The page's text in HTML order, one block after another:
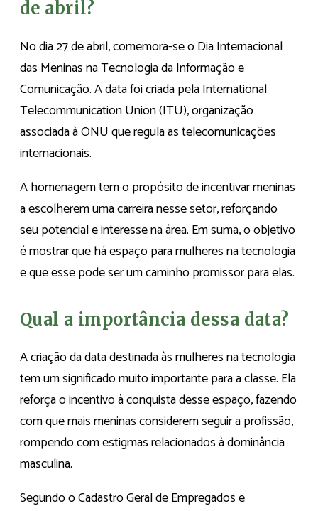
de abril?
No dia 27 de abril, comemora-se o Dia Internacional
das Meninas na Tecnologia da Informação e
Comunicação. A data foi criada pela International
Telecommunication Union (ITU), organização
associada à ONU que regula as telecomunicações
internacionais.
A homenagem tem o propósito de incentivar meninas
a escolherem uma carreira nesse setor, reforçando
seu potencial e interesse na área. Em suma, o objetivo
é mostrar que há espaço para mulheres na tecnologia
e que esse pode ser um caminho promissor para elas.
Qual a importância dessa data?
A criação da data destinada às mulheres na tecnologia
tem um significado muito importante para a classe. Ela
reforça o incentivo à conquista desse espaço, fazendo
com que mais meninas considerem seguir a profissão,
rompendo com estigmas relacionados à dominância
masculina.
Segundo o Cadastro Geral de Empregados e